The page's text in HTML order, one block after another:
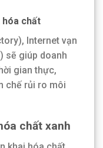
hóa chất
Internet vạn
sẽ giúp doanh
gian thực,
chế rủi ro môi
chất xanh